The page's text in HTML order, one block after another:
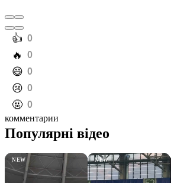
️👍 0
️🔥 0
️😄 0
️😢 0
️🤬 0
комментарии